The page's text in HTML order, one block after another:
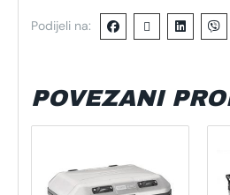
Podijeli na:
POVEZANI